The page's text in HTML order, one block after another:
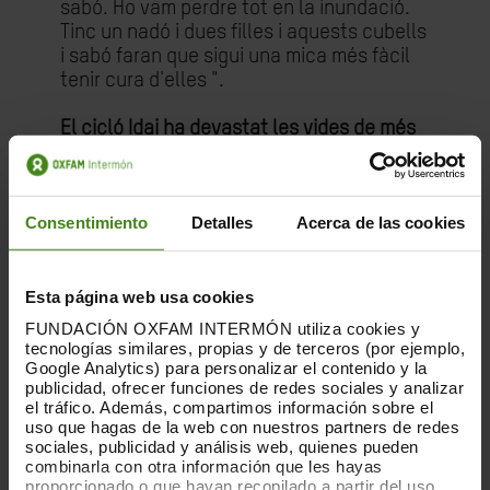
Consentimiento Detalles Acerca de las cookies
Esta página web usa cookies
FUNDACIÓN OXFAM INTERMÓN utiliza cookies y
tecnologías similares, propias y de terceros (por ejemplo,
Google Analytics) para personalizar el contenido y la
publicidad, ofrecer funciones de redes sociales y analizar
el tráfico. Además, compartimos información sobre el
uso que hagas de la web con nuestros partners de redes
sociales, publicidad y análisis web, quienes pueden
combinarla con otra información que les hayas
proporcionado o que hayan recopilado a partir del uso
sabó. Ho vam perdre tot en la inundació.
Tinc un nadó i dues filles i aquests cubells
i sabó faran que sigui una mica més fàcil
tenir cura d'elles ".
El cicló Idai ha devastat les vides de més
de 2,6 milions de persones a tot el sud
d'Àfrica, incloses unes 700.000 persones
a Malawi, on les fortes pluges, que van
començar el 6 de març, van causar
inundacions massives a la part sud del
bestiar i cultius.
"Estem veient enormes necessitats de
sanejament al campament i les poques
latrines que s'han excavat en el
campament són molt poc profundes i
algunes ja estan desbordant perquè l'àrea
encara està inundada", diu Joseph Moyo,